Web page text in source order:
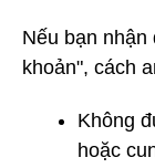
Nếu bạn
khoản", cách
Không
hoặc